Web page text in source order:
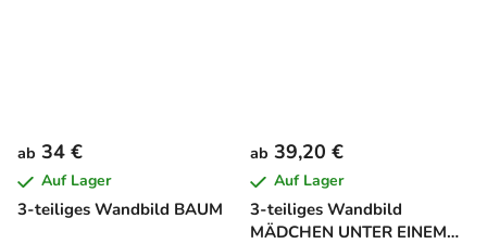
3-teiliges Wandbild BAUM
ab 34 €
Auf Lager
3-teiliges Wandbild
MÄDCHEN UNTER EINEM
ab 39,20 €
Auf Lager